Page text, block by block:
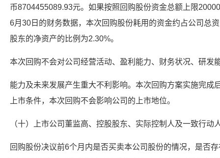
币8704455089.93元。如果按照回购股份资金总额上限
6月30日的财务数据，本次回购股份耗用的资金约占公司总
股东的净资产的比例为2.30%。
本次回购不会对公司经营活动、盈利能力、财务状况、研发
能力及未来发展产生重大不利影响。本次回购方案实施完成
上市条件，本次回购不会影响公司的上市地位。
（十）上市公司董监高、控股股东、实际控制人及一致行动
回购股份决议前6个月内是否买卖本公司股份的情况，是否